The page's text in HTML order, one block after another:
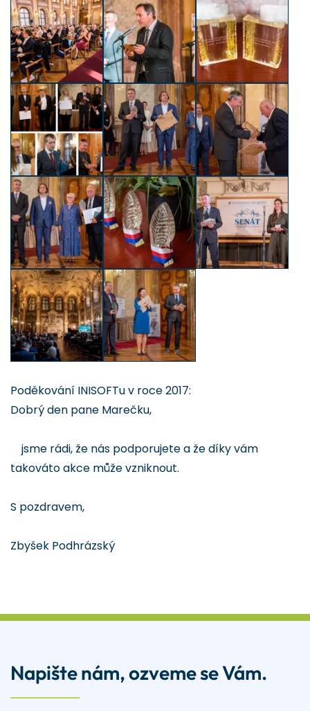
Poděkování INISOFTu v roce 2017:
Dobrý den pane Marečku,
jsme rádi, že nás podporujete a že díky vám
takováto akce může vzniknout.
S pozdravem,
Zbyšek Podhrázský
Napište nám, ozveme se Vám.